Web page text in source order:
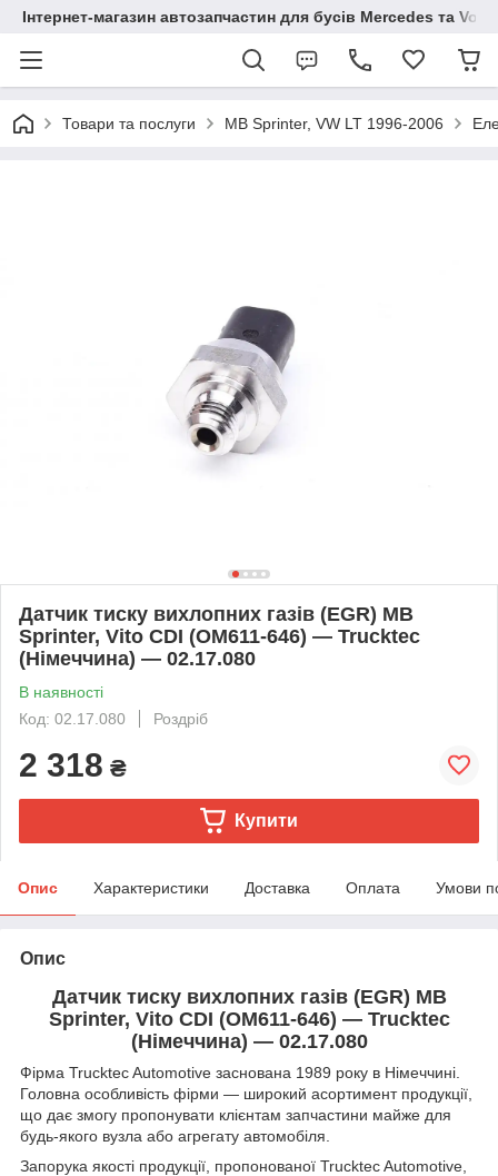
Інтернет-магазин автозапчастин для бусів Mercedes та
Товари та послуги MB Sprinter, VW LT 1996-2006
Датчик тиску вихлопних газів (EGR) MB
Sprinter, Vito CDI (OM611-646) — Trucktec
(Німеччина) — 02.17.080
В наявності
Код: 02.17.080
Роздріб
2 318 ₴
Купити
Опис Характеристики Доставка Оплата Умови
Опис
Датчик тиску вихлопних газів (EGR) MB
Sprinter, Vito CDI (OM611-646) — Trucktec
(Німеччина) — 02.17.080
Фірма Trucktec Automotive заснована 1989 року в Німеччині.
Головна особливість фірми — широкий асортимент продукції,
що дає змогу пропонувати клієнтам запчастини майже для
будь-якого вузла або агрегату автомобіля.
Запорука якості продукції, пропонованої Trucktec Automotive,